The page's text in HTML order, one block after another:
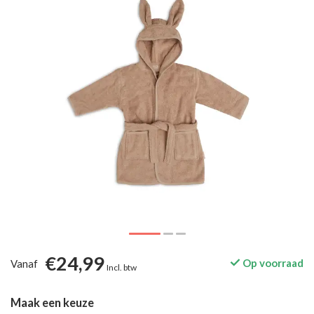
Vanaf €24,99 Incl. btw Op voorraad
Maak een keuze